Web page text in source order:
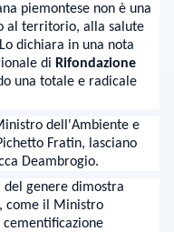
piemontese non è una
al territorio, alla salute
dichiara in una nota
di Rifondazione
una totale e radicale
dell'Ambiente e
Fratin, lasciano
Deambrogio.
genere dimostra
come il Ministro